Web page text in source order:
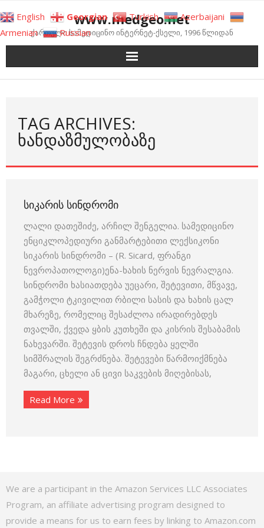
to
content
www.medgeo.net
ქართული სამედიცინო ინტერნეტ-ქსელი, 1996 წლიდან
TAG ARCHIVES:
ᲮᲐᲜᲓᲐᲖᲛᲣᲚᲝᲑᲐᲖᲔ
ᲡᲘᲙᲐᲠᲘᲡ ᲡᲘᲜᲓᲠᲝᲛᲘ
ლალი დათეშიძე, არჩილ შენგელია. სამედიცინო
ენციკლოპედიური განმარტებითი ლექსიკონი
სიკარის სინდრომი – (R. Sicard, ფრანგი
ნევროპათოლოგი)ენა-ხახის ნერვის ნევრალგია.
სინდრომი ხასიათდება უეცარი, შეტევითი, მწვავე,
გამჭოლი ტკივილით რბილი სასის და ხახის ცალ
მხარეზე, რომელიც შესაძლოა ირადირებდეს
თვალში, ქვედა ყბის კუთხეში და კისრის შესაბამის
ნახევარში. შეტევის დროს ჩნდება ყელში
სიმშრალის შეგრძნება. შეტევები წარმოიქმნება
მაგარი, ცხელი ან ცივი საკვების მიღებისას,
Read More
We are a participant in the Amazon Services LLC Associates
Program, an affiliate advertising program designed to
provide a means for us to earn fees by linking to Amazon.com
English Georgian Turkish
Azerbaijani
Armenian
Russian